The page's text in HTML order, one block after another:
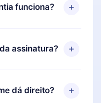
funciona?
e começar a
por algum motivo
plataforma, basta
Você receberá
assinatura?
a partir do
Por exemplo, se
mensal para
dá direito?